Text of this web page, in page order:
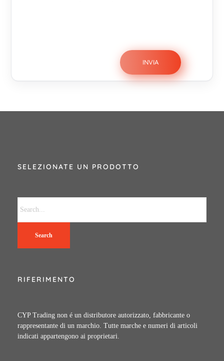
SELEZIONATE UN PRODOTTO
Search
RIFERIMENTO
CYP Trading non é un distributore autorizzato, fabbricante o
rappresentante di un marchio. Tutte marche e numeri di articoli
indicati appartengono ai proprietari.